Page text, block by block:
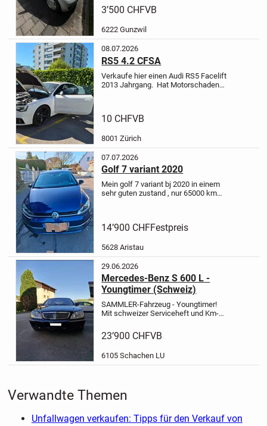
im Winter 2025 neue Batterie
gewechselt, sowie Öl auch.
ohne...
3’500 CHFVB
6222 Gunzwil
08.07.2026
RS5 4.2 CFSA
Verkaufe hier einen Audi RS5 Facelift
2013 Jahrgang. Hat Motorschaden
wurde stets gepflegt.
10 CHFVB
8001 Zürich
07.07.2026
Golf 7 variant 2020
Mein golf 7 variant bj 2020 in einem
sehr guten zustand , nur 65000 km
deutschem nummernschi...
14’900 CHFFestpreis
5628 Aristau
29.06.2026
Mercedes-Benz S 600 L -
Youngtimer (Schweiz)
SAMMLER-Fahrzeug - Youngtimer!
Mit schweizer Serviceheft und Km-
Erstbesitzer hat es 24 Jahre lang als
Liebhaber Fahrzeug genutzt! Kein
23’900 CHFVB
6105 Schachen LU
Verwandte Themen
Unfallwagen verkaufen: Tipps für den Verkauf von